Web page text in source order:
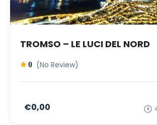
TROMSO – LE LUCI DEL NORD
0 (No Review)
€0,00